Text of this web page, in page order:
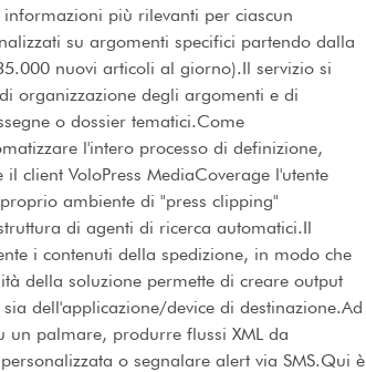
più rilevanti per ciascun
su argomenti specifici partendo dalla
nuovi articoli al giorno).Il servizio si
organizzazione degli argomenti e di
o dossier tematici.Come
l'intero processo di definizione,
client VoloPress MediaCoverage l'utente
ambiente di "press clipping"
di agenti di ricerca automatici.Il
i contenuti della spedizione, in modo che
della soluzione permette di creare output
dell'applicazione/device di destinazione.Ad
un palmare, produrre flussi XML da
o segnalare alert via SMS.Qui è